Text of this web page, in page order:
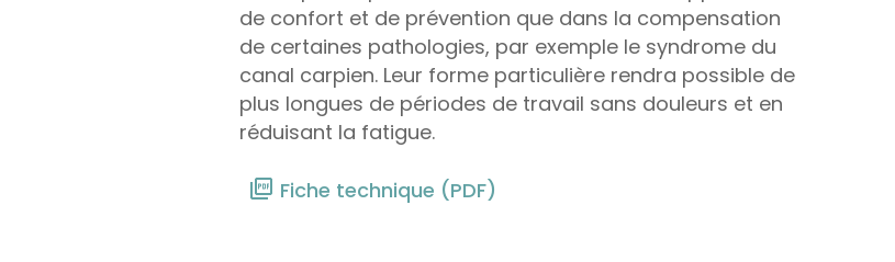
de confort et de prévention que dans la compensation
de certaines pathologies, par exemple le syndrome du
canal carpien. Leur forme particulière rendra possible de
plus longues de périodes de travail sans douleurs et en
réduisant la fatigue.
Fiche technique (PDF)